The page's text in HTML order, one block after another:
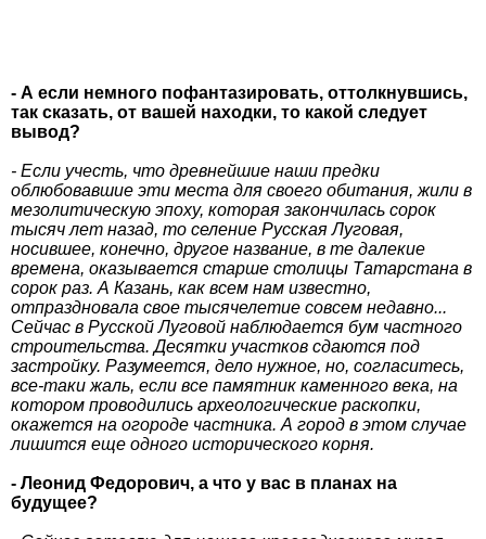
- А если немного пофантазировать, оттолкнувшись,
так сказать, от вашей находки, то какой следует
вывод?
- Если учесть, что древнейшие наши предки
облюбовавшие эти места для своего обитания, жили в
мезолитическую эпоху, которая закончилась сорок
тысяч лет назад, то селение Русская Луговая,
носившее, конечно, другое название, в те далекие
времена, оказывается старше столицы Татарстана в
сорок раз. А Казань, как всем нам известно,
отпраздновала свое тысячелетие совсем недавно...
Сейчас в Русской Луговой наблюдается бум частного
строительства. Десятки участков сдаются под
застройку. Разумеется, дело нужное, но, согласитесь,
все-таки жаль, если все памятник каменного века, на
котором проводились археологические раскопки,
окажется на огороде частника. А город в этом случае
лишится еще одного исторического корня.
- Леонид Федорович, а что у вас в планах на
будущее?